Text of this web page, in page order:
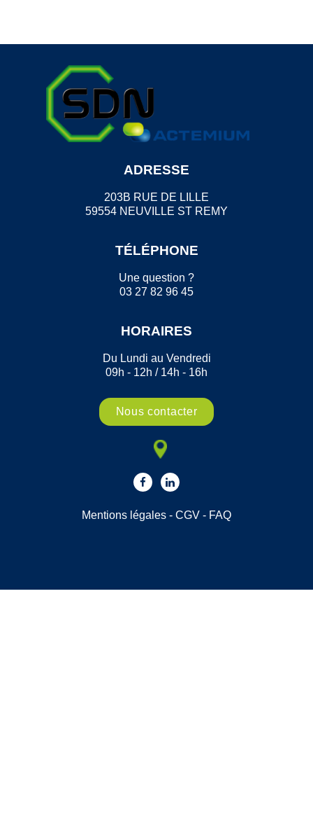
ADRESSE
203B RUE DE LILLE
59554 NEUVILLE ST REMY
TÉLÉPHONE
Une question ?
03 27 82 96 45
HORAIRES
Du Lundi au Vendredi
09h - 12h / 14h - 16h
Nous contacter
Mentions légales - CGV - FAQ